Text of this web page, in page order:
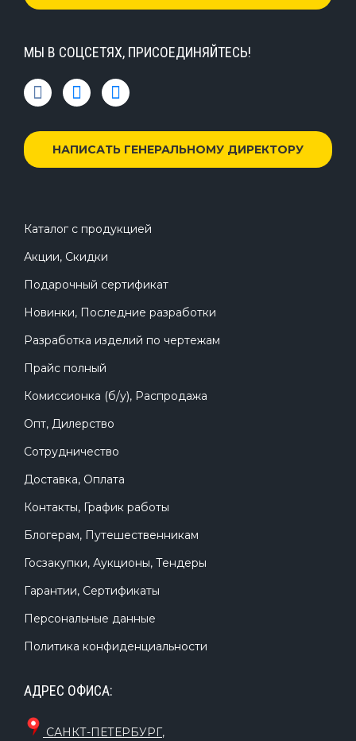
МЫ В СОЦСЕТЯХ, ПРИСОЕДИНЯЙТЕСЬ!
НАПИСАТЬ ГЕНЕРАЛЬНОМУ ДИРЕКТОРУ
Каталог с продукцией
Акции, Скидки
Подарочный сертификат
Новинки, Последние разработки
Разработка изделий по чертежам
Прайс полный
Комиссионка (б/у), Распродажа
Опт, Дилерство
Сотрудничество
Доставка, Оплата
Контакты, График работы
Блогерам, Путешественникам
Госзакупки, Аукционы, Тендеры
Гарантии, Сертификаты
Персональные данные
Политика конфиденциальности
АДРЕС ОФИСА:
САНКТ-ПЕТЕРБУРГ,